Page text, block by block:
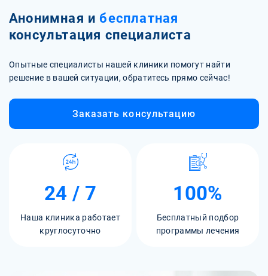
Анонимная и бесплатная
консультация специалиста
Опытные специалисты нашей клиники помогут найти
решение в вашей ситуации, обратитесь прямо сейчас!
Заказать консультацию
24 / 7
Наша клиника работает
круглосуточно
100%
Бесплатный подбор
программы лечения